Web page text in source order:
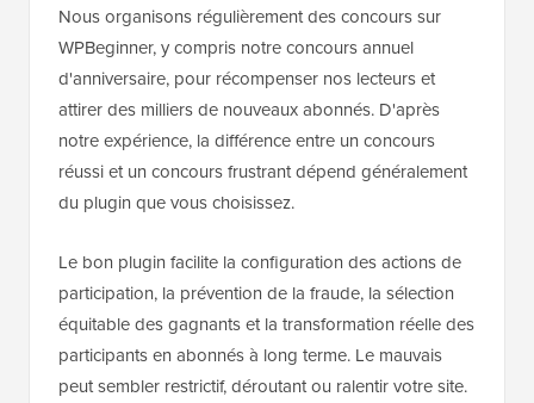
Nous organisons régulièrement des concours sur
WPBeginner, y compris notre concours annuel
d'anniversaire, pour récompenser nos lecteurs et
attirer des milliers de nouveaux abonnés. D'après
notre expérience, la différence entre un concours
réussi et un concours frustrant dépend généralement
du plugin que vous choisissez.
Le bon plugin facilite la configuration des actions de
participation, la prévention de la fraude, la sélection
équitable des gagnants et la transformation réelle des
participants en abonnés à long terme. Le mauvais
peut sembler restrictif, déroutant ou ralentir votre site.